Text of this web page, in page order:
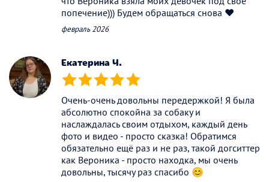
попечение))) Будем обращаться снова ❤️
февраль 2026
Екатерина Ч.
(*) (*) (*) (*) (*)
Очень-очень довольны передержкой! Я была
абсолютно спокойна за собаку и
наслаждалась своим отдыхом, каждый день
фото и видео - просто сказка! Обратимся
обязательно ещё раз и не раз, такой догситтер
как Вероника - просто находка, мы очень
довольны, тысячу раз спасибо 😊